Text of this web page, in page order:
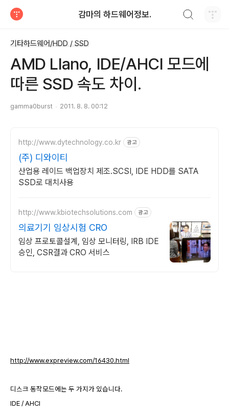
감마의 하드웨어정보.
기타하드웨어/HDD / SSD
AMD Llano, IDE/AHCI 모드에
따른 SSD 속도 차이.
gamma0burst 2011. 8. 8. 00:12
http://www.dytechnology.co.kr 광고
(주) 디와이티
산업용 레이드 백업장치 제조.SCSI, IDE HDD를 SATA
SSD로 대치사용
http://www.kbiotechsolutions.com 광고
의료기기 임상시험 CRO
임상 프로토콜설계, 임상 모니터링, IRB IDE
승인, CSR결과 CRO 서비스
http://www.expreview.com/16430.html
디스크 동작모드에는 두 가지가 있습니다.
IDE / AHCI